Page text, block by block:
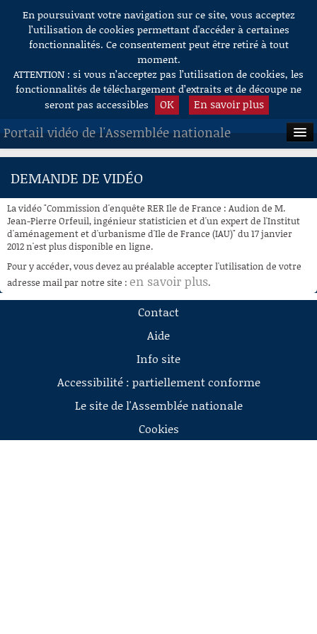
Aller au contenu
En poursuivant votre navigation sur ce site, vous acceptez
l’utilisation de cookies permettant d'accéder à certaines
fonctionnalités. Ce consentement peut être retiré à tout
moment.
ATTENTION : si vous n’acceptez pas l’utilisation de cookies, les
fonctionnalités de téléchargement d’extraits et de découpe ne
seront pas accessibles
OK En savoir plus
Portail vidéo de l'Assemblée nationale
ACCUEIL
À LA DEMANDE
RECHERCHE
AIDE À LA DÉCOUPE
DE VIDÉOS
DEMANDE DE VIDÉO
La vidéo "Commission d'enquête RER Ile de France : Audion de M.
Jean-Pierre Orfeuil, ingénieur statisticien et d'un expert de l'Institut
d'aménagement et d'urbanisme d'Ile de France (IAU)" du 17 janvier
2012 n'est plus disponible en ligne.
Pour y accéder, vous devez au préalable accepter l'utilisation de votre
adresse mail par notre site : en savoir plus.
Contact
Aide
Info site
Accessibilité : partiellement conforme
Le site de l'Assemblée nationale
Cookies